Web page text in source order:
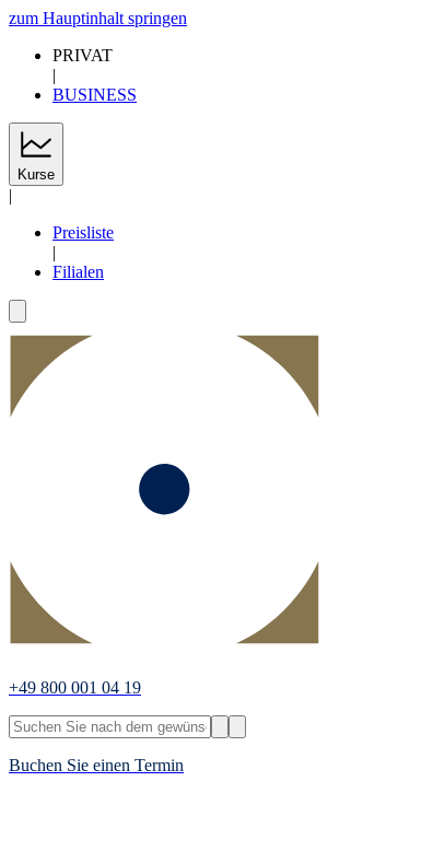
zum Hauptinhalt springen
PRIVAT
|
BUSINESS
Kurse
|
Preisliste
|
Filialen
+49 800 001 04 19
Buchen Sie einen Termin